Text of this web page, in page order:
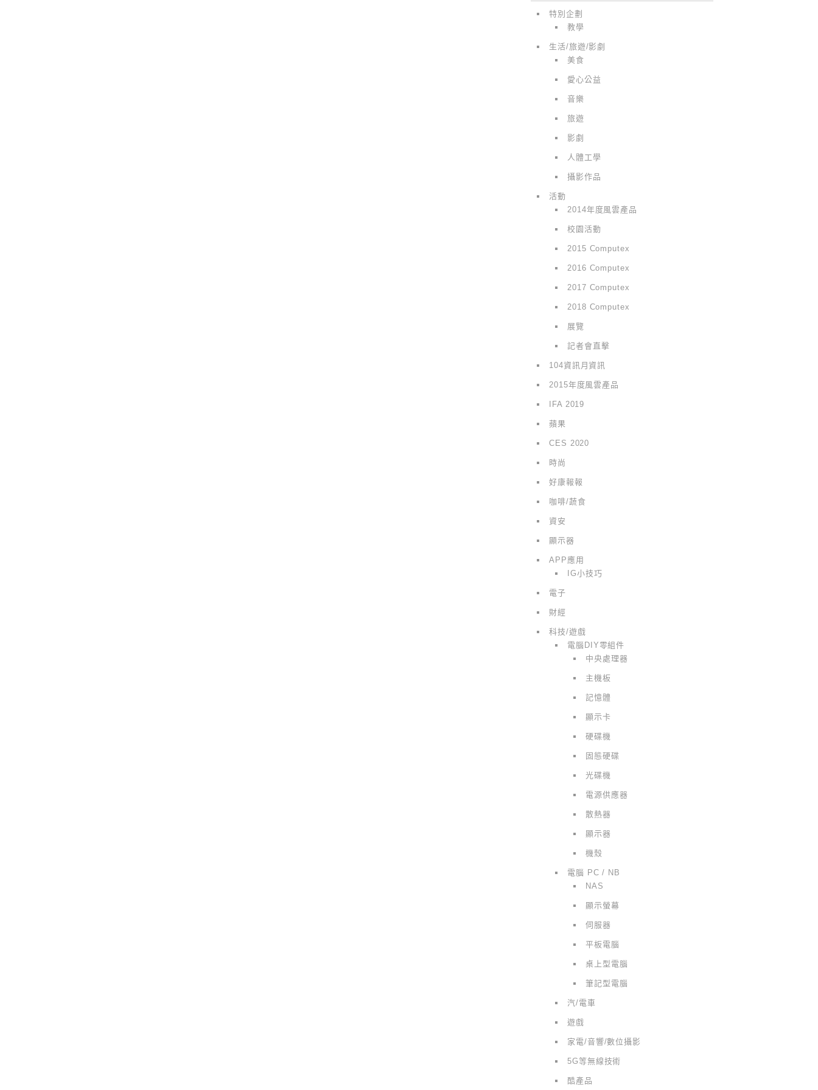
特別企劃
教學
生活/旅遊/影劇
美食
愛心公益
音樂
旅遊
影劇
人體工學
攝影作品
活動
2014年度風雲產品
校園活動
2015 Computex
2016 Computex
2017 Computex
2018 Computex
展覽
記者會直擊
104資訊月資訊
2015年度風雲產品
IFA 2019
蘋果
CES 2020
時尚
好康報報
咖啡/蔬食
資安
顯示器
APP應用
IG小技巧
電子
財經
科技/遊戲
電腦DIY零組件
中央處理器
主機板
記憶體
顯示卡
硬碟機
固態硬碟
光碟機
電源供應器
散熱器
顯示器
機殼
電腦 PC / NB
NAS
顯示螢幕
伺服器
平板電腦
桌上型電腦
筆記型電腦
汽/電車
遊戲
家電/音響/數位攝影
5G等無線技術
酷產品